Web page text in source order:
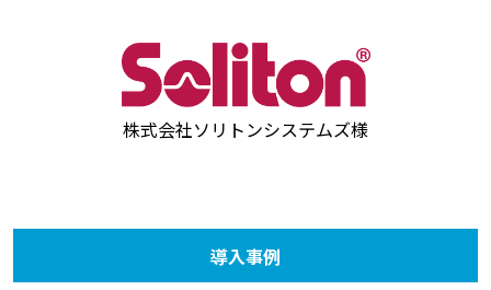
株式会社ソリトンシステムズ様
導入事例